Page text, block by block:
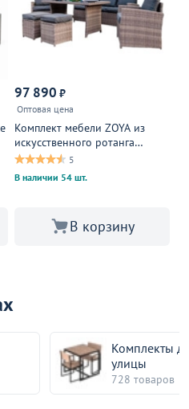
97 890 ₽
Оптовая цена
Комплект мебели ZOYA из
искусственного ротанга
(серый)
5
В наличии 54 шт.
В корзину
Комплекты
улицы
728 товаров